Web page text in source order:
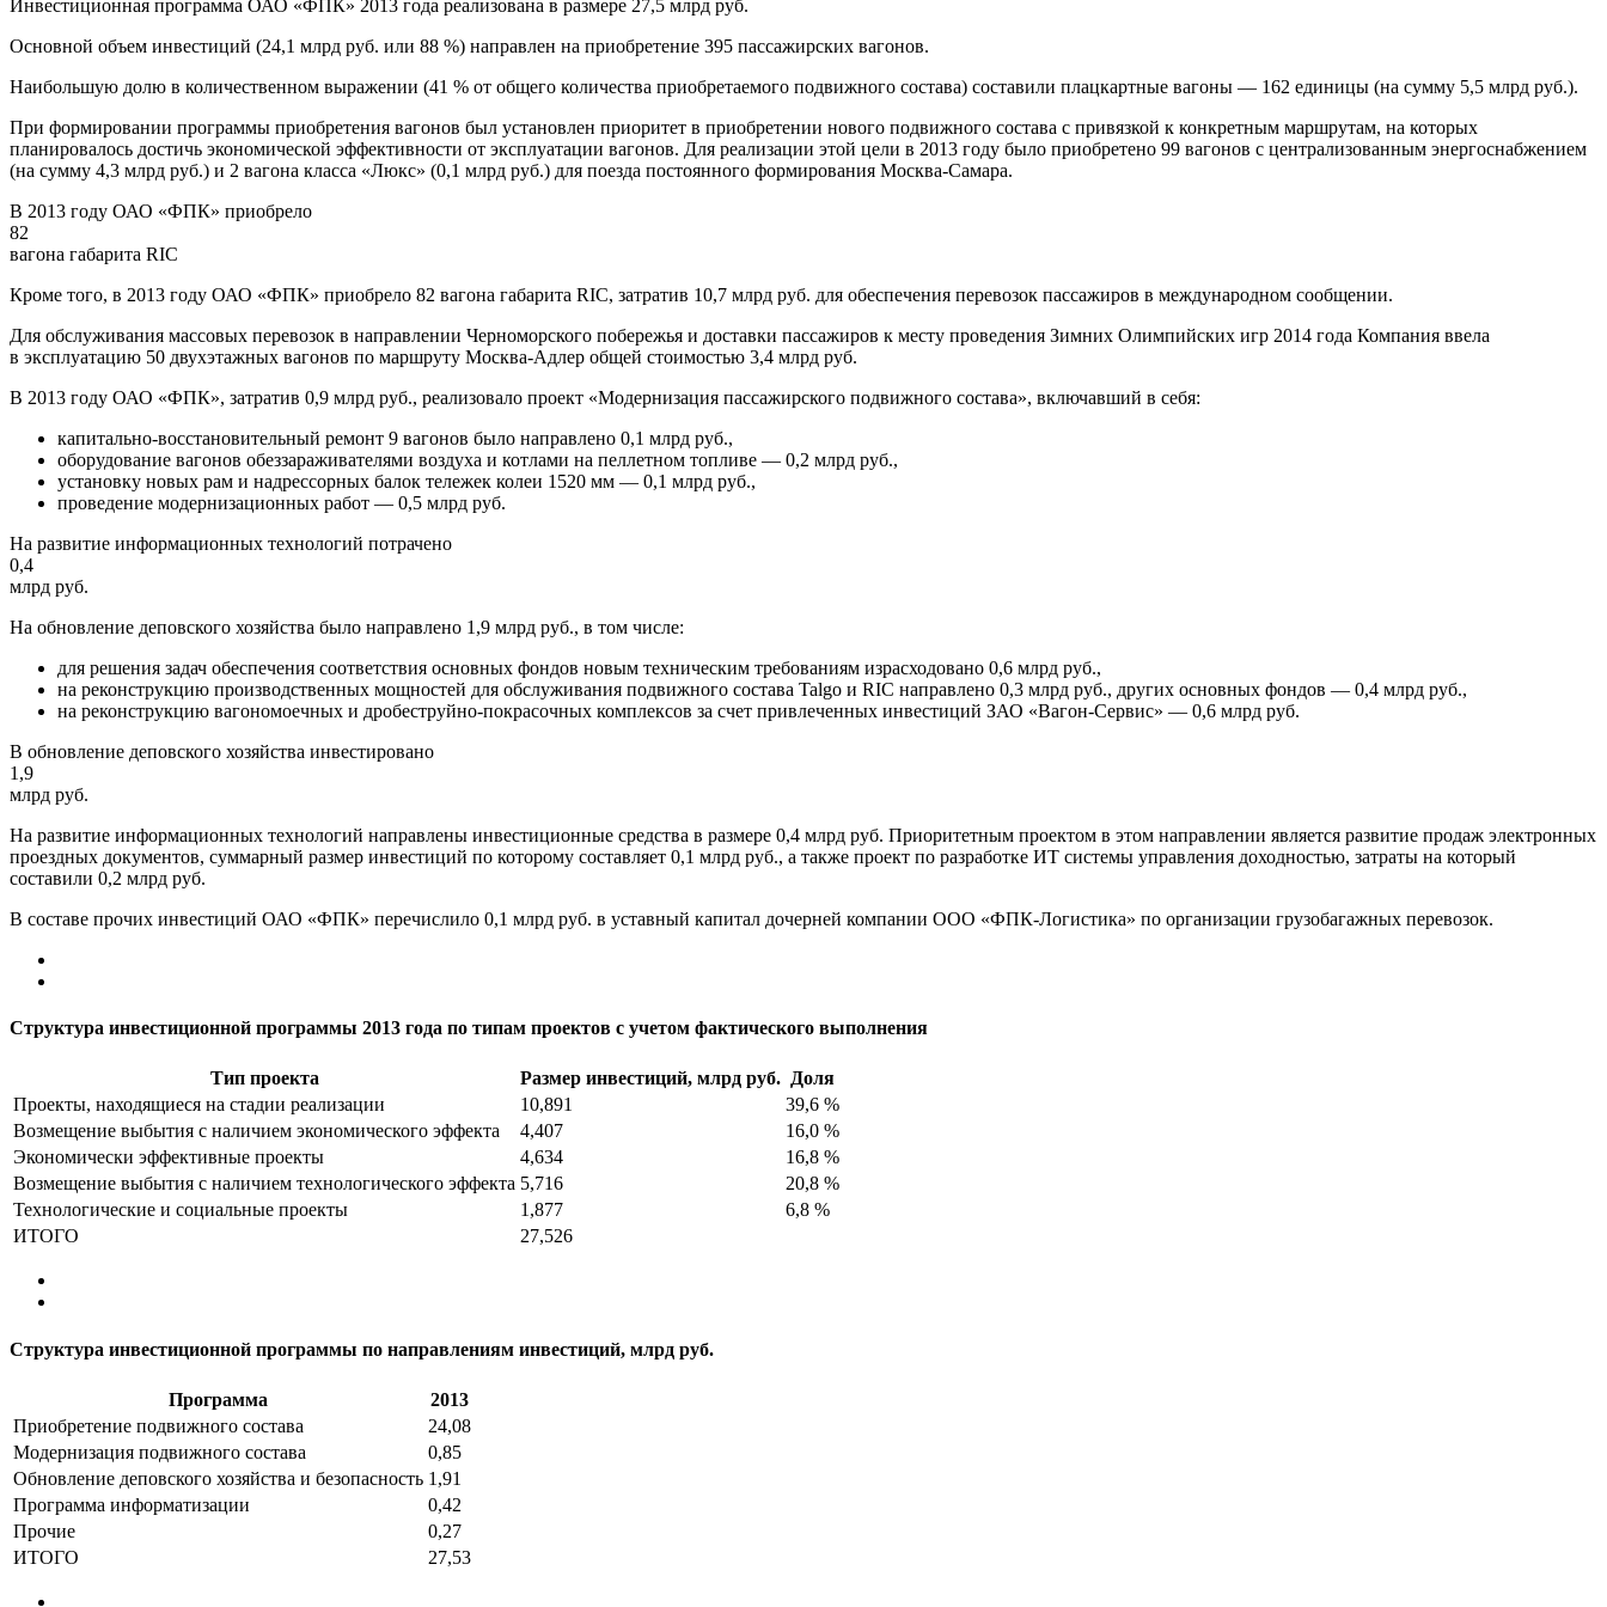
Инвестиционная программа ОАО «ФПК» 2013 года реализована в размере 27,5 млрд руб.
Основной объем инвестиций (24,1 млрд руб. или 88 %) направлен на приобретение 395 пассажирских вагонов.
Наибольшую долю в количественном выражении (41 % от общего количества приобретаемого подвижного состава) составили плацкартные вагоны — 162 единицы (на сумму 5,5 млрд руб.).
При формировании программы приобретения вагонов был установлен приоритет в приобретении нового подвижного состава с привязкой к конкретным маршрутам, на которых
планировалось достичь экономической эффективности от эксплуатации вагонов. Для реализации этой цели в 2013 году было приобретено 99 вагонов с централизованным энергоснабжением
(на сумму 4,3 млрд руб.) и 2 вагона класса «Люкс» (0,1 млрд руб.) для поезда постоянного формирования Москва-Самара.
В 2013 году ОАО «ФПК» приобрело
82
вагона габарита RIC
Кроме того, в 2013 году ОАО «ФПК» приобрело 82 вагона габарита RIC, затратив 10,7 млрд руб. для обеспечения перевозок пассажиров в международном сообщении.
Для обслуживания массовых перевозок в направлении Черноморского побережья и доставки пассажиров к месту проведения Зимних Олимпийских игр 2014 года Компания ввела
в эксплуатацию 50 двухэтажных вагонов по маршруту Москва-Адлер общей стоимостью 3,4 млрд руб.
В 2013 году ОАО «ФПК», затратив 0,9 млрд руб., реализовало проект «Модернизация пассажирского подвижного состава», включавший в себя:
капитально-восстановительный ремонт 9 вагонов было направлено 0,1 млрд руб.,
оборудование вагонов обеззараживателями воздуха и котлами на пеллетном топливе — 0,2 млрд руб.,
установку новых рам и надрессорных балок тележек колеи 1520 мм — 0,1 млрд руб.,
проведение модернизационных работ — 0,5 млрд руб.
На развитие информационных технологий потрачено
0,4
млрд руб.
На обновление деповского хозяйства было направлено 1,9 млрд руб., в том числе:
для решения задач обеспечения соответствия основных фондов новым техническим требованиям израсходовано 0,6 млрд руб.,
на реконструкцию производственных мощностей для обслуживания подвижного состава Talgo и RIC направлено 0,3 млрд руб., других основных фондов — 0,4 млрд руб.,
на реконструкцию вагономоечных и дробеструйно-покрасочных комплексов за счет привлеченных инвестиций ЗАО «Вагон-Сервис» — 0,6 млрд руб.
В обновление деповского хозяйства инвестировано
1,9
млрд руб.
На развитие информационных технологий направлены инвестиционные средства в размере 0,4 млрд руб. Приоритетным проектом в этом направлении является развитие продаж электронных
проездных документов, суммарный размер инвестиций по которому составляет 0,1 млрд руб., а также проект по разработке ИТ системы управления доходностью, затраты на который
составили 0,2 млрд руб.
В составе прочих инвестиций ОАО «ФПК» перечислило 0,1 млрд руб. в уставный капитал дочерней компании ООО «ФПК-Логистика» по организации грузобагажных перевозок.
Структура инвестиционной программы 2013 года по типам проектов с учетом фактического выполнения
Тип проекта Размер инвестиций, млрд руб. Доля
Проекты, находящиеся на стадии реализации
10,891
39,6 %
Возмещение выбытия с наличием экономического эффекта
4,407
16,0 %
Экономически эффективные проекты
4,634
16,8 %
Возмещение выбытия с наличием технологического эффекта 5,716
20,8 %
Технологические и социальные проекты
1,877
6,8 %
ИТОГО
27,526
Структура инвестиционной программы по направлениям инвестиций, млрд руб.
Программа
2013
Приобретение подвижного состава
24,08
Модернизация подвижного состава
0,85
Обновление деповского хозяйства и безопасность 1,91
Программа информатизации
0,42
Прочие
0,27
ИТОГО
27,53